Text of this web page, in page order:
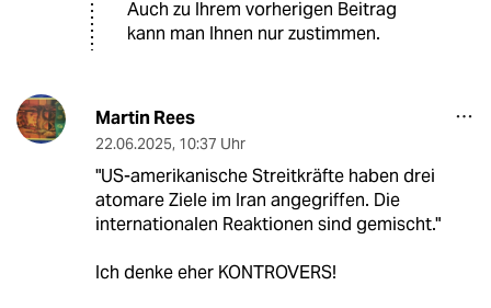
Auch zu Ihrem vorherigen Beitrag
kann man Ihnen nur zustimmen.
Martin Rees
22.06.2025, 10:37 Uhr
"US-amerikanische Streitkräfte haben drei
atomare Ziele im Iran angegriffen. Die
internationalen Reaktionen sind gemischt."
Ich denke eher KONTROVERS!